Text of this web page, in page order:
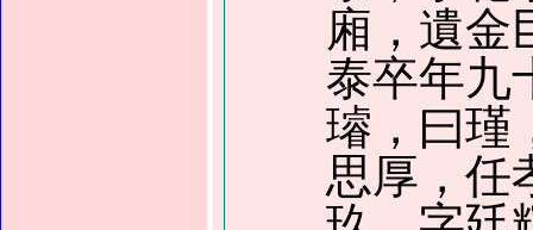
廂，遺金
泰卒年九
璿，曰瑾
思厚，任